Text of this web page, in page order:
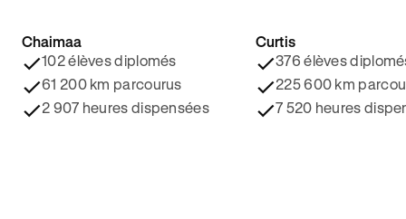
4.8/5 ⭐️
Chaimaa
102 élèves diplomés
61 200 km parcourus
2 907 heures dispensées
4.9/5 ⭐️
Curtis
376 élèves
225 600 km
7 520 heures